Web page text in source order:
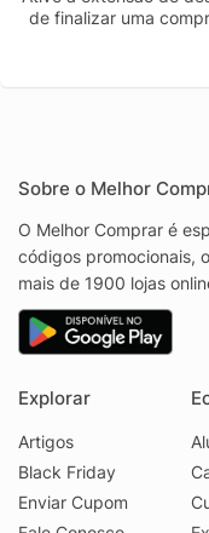
de finalizar uma
Sobre o Melhor
O Melhor Comprar é
códigos promocionais,
mais de 1900 lojas
Explorar
Artigos
Black Friday
Enviar Cupom